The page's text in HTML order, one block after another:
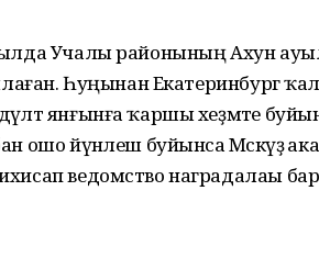
Учалы районының Ахун
Һуңынан Екатеринбург
янғынға ҡаршы хеҙмәте
ошо йүнәлеш буйынса Мәскәүҙә
ведомство наградалаы